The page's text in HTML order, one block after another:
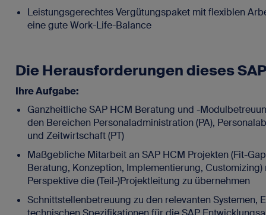
Leistungsgerechtes Vergütungspaket mit flexiblen
eine gute Work-Life-Balance
Die Herausforderungen dieses
Ihre Aufgabe:
Ganzheitliche SAP HCM Beratung und -
den Bereichen Personaladministration (PA),
und Zeitwirtschaft (PT)
Maßgebliche Mitarbeit an SAP HCM Projekten (Fit-
Beratung, Konzeption, Implementierung, Customizing)
Perspektive die (Teil-)Projektleitung zu übernehmen
Schnittstellenbetreuung zu den relevanten Systemen,